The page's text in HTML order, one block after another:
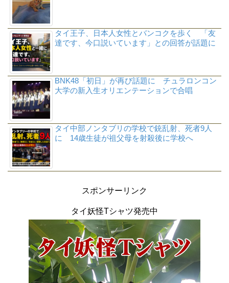
タイ王子、日本人女性とバンコクを歩く 「友
達です、今口説いています」との回答が話題に
BNK48「初日」が再び話題に チュラロンコン
大学の新入生オリエンテーションで合唱
タイ中部ノンタブリの学校で銃乱射、死者9人
に 14歳生徒が祖父母を射殺後に学校へ
スポンサーリンク
タイ妖怪Tシャツ発売中